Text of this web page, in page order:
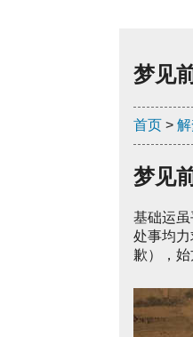
梦见
首页 >
梦见
基础运
处事均
歉），